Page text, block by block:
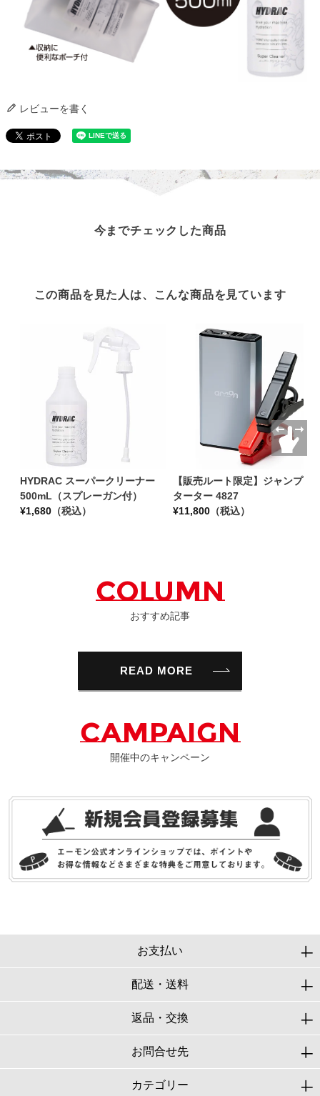
レビューを書く
今までチェックした商品
この商品を見た人は、こんな商品を見ています
HYDRAC スーパークリーナー
500mL（スプレーガン付）
¥1,680 （税込）
【販売ルート限定】ジャンプス
ターター 4827
¥11,800 （税込）
COLUMN
おすすめ記事
READ MORE
CAMPAIGN
開催中のキャンペーン
お支払い
配送・送料
返品・交換
お問合せ先
カテゴリー